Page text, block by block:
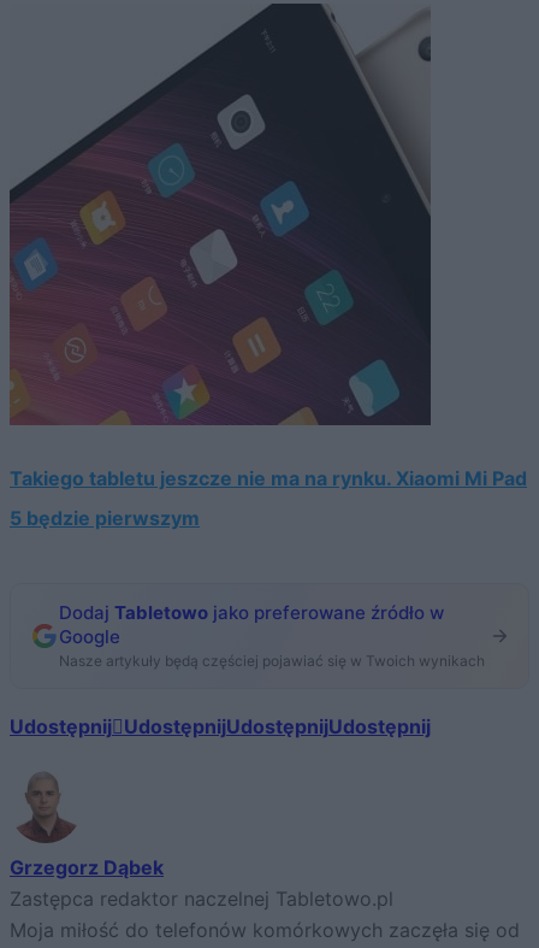
Takiego tabletu jeszcze nie ma na rynku. Xiaomi Mi Pad
5 będzie pierwszym
Dodaj Tabletowo jako preferowane źródło w
Google
Nasze artykuły będą częściej pojawiać się w Twoich wynikach
Udostępnij UdostępnijUdostępnijUdostępnij
Grzegorz Dąbek
Zastępca redaktor naczelnej Tabletowo.pl
Moja miłość do telefonów komórkowych zaczęła się od